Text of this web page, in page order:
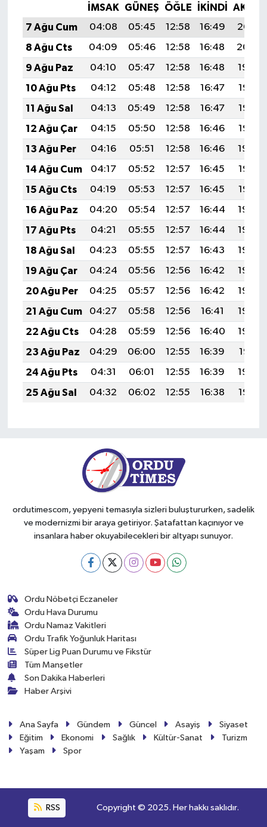
İMSAK GÜNEŞ ÖĞLE İKINDI
7 Ağu Cum
04:08 05:45 12:58 16:49
20:02
8 Ağu Cts
04:09 05:46 12:58 16:48
20:00
9 Ağu Paz
04:10 05:47 12:58 16:48
19:59
10 Ağu Pts
04:12 05:48 12:58 16:47
19:58
11 Ağu Sal
04:13 05:49 12:58 16:47
19:57
12 Ağu Çar
04:15 05:50 12:58 16:46
19:56
13 Ağu Per
04:16 05:51 12:58 16:46
19:54
14 Ağu Cum
04:17 05:52 12:57 16:45
19:53
15 Ağu Cts
04:19 05:53 12:57 16:45
19:52
16 Ağu Paz
04:20 05:54 12:57 16:44
19:50
17 Ağu Pts
04:21 05:55 12:57 16:44
19:49
18 Ağu Sal
04:23 05:55 12:57 16:43
19:48
19 Ağu Çar
04:24 05:56 12:56 16:42
19:46
20 Ağu Per
04:25 05:57 12:56 16:42
19:45
21 Ağu Cum
04:27 05:58 12:56 16:41
19:43
22 Ağu Cts
04:28 05:59 12:56 16:40
19:42
23 Ağu Paz
04:29 06:00 12:55 16:39
19:41
24 Ağu Pts
04:31 06:01 12:55 16:39
19:39
25 Ağu Sal
04:32 06:02 12:55 16:38 19:38
ordutimescom, yepyeni temasıyla sizleri buluştururken, sadelik
ve modernizmi bir araya getiriyor. Şatafattan kaçınıyor ve
insanlara haber okuyabilecekleri bir altyapı sunuyor.
Ordu Nöbetçi Eczaneler
Ordu Hava Durumu
Ordu Namaz Vakitleri
Ordu Trafik Yoğunluk Haritası
Süper Lig Puan Durumu ve Fikstür
Tüm Manşetler
Son Dakika Haberleri
Haber Arşivi
Ana Sayfa Gündem Güncel Asayiş
Siyaset
Eğitim
Ekonomi Sağlık Kültür-Sanat
Turizm
Yaşam
Spor
RSS Copyright © 2025. Her hakkı saklıdır.